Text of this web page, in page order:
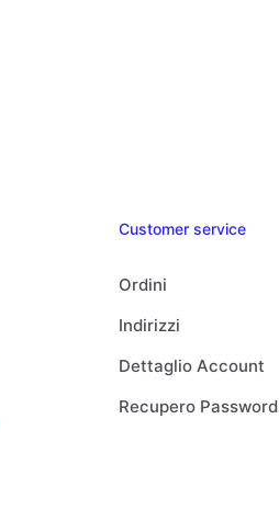
Customer service
Ordini
Indirizzi
Dettaglio Account
Recupero Password